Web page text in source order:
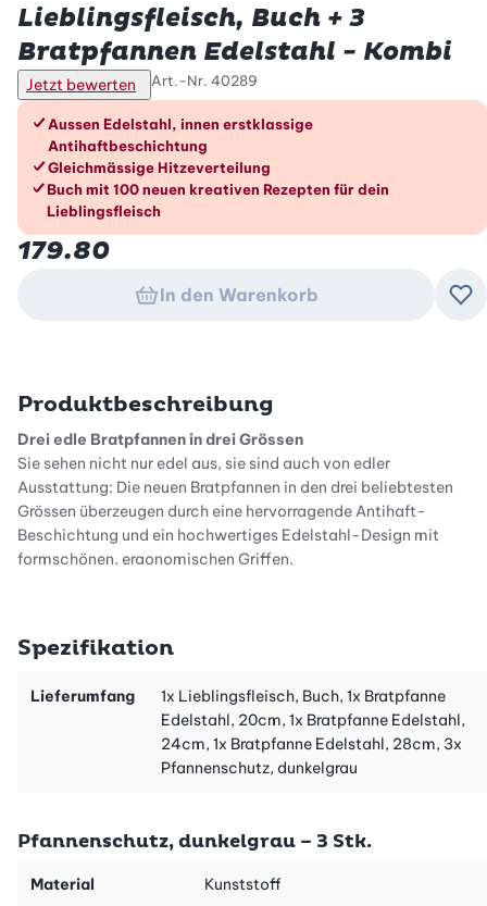
Lieblingsfleisch, Buch + 3
Bratpfannen Edelstahl - Kombi
Jetzt bewerten Art.-Nr. 40289
Die Vorteile im Überblick
Aussen Edelstahl, innen erstklassige
Antihaftbeschichtung
Gleichmässige Hitzeverteilung
Buch mit 100 neuen kreativen Rezepten für dein
Lieblingsfleisch
179.80
In den Warenkorb
Produktbeschreibung
Drei edle Bratpfannen in drei Grössen
Sie sehen nicht nur edel aus, sie sind auch von edler
Ausstattung: Die neuen Bratpfannen in den drei beliebtesten
Grössen überzeugen durch eine hervorragende Antihaft-
Beschichtung und ein hochwertiges Edelstahl-Design mit
formschönen, ergonomischen Griffen.
fettarmes Braten und lässt dennoch garantiert nichts ankleben.
Rundum Edelstahl
Diese Bratpfanne aus Edelstahl kommt ohne separat
aufgesetzten Boden aus. Dies lässt sie noch eleganter aussehen,
und es kann sich kein Wasser zwischen Boden und Pfanne
Stets die passende Pfannengrösse zur Hand
Gemüse oder Aufwärmen von Resten – mit diesem Bratpfannen-
Spezifikation
Lieferumfang
1x Lieblingsfleisch, Buch, 1x Bratpfanne
Edelstahl, 20cm, 1x Bratpfanne Edelstahl,
24cm, 1x Bratpfanne Edelstahl, 28cm, 3x
Pfannenschutz, dunkelgrau
Pfannenschutz, dunkelgrau – 3 Stk.
Material Kunststoff